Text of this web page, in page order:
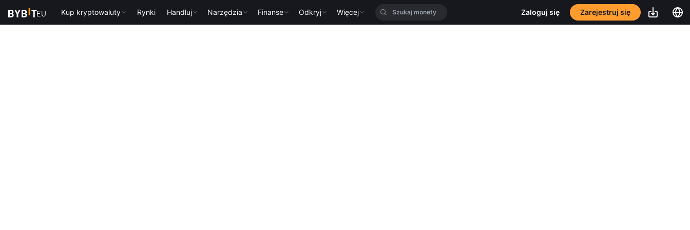
Kup kryptowaluty Rynki Handluj Narzędzia Finanse Odkryj Więcej Zaloguj się Zarejestruj się